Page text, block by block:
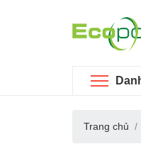
Trang chủ